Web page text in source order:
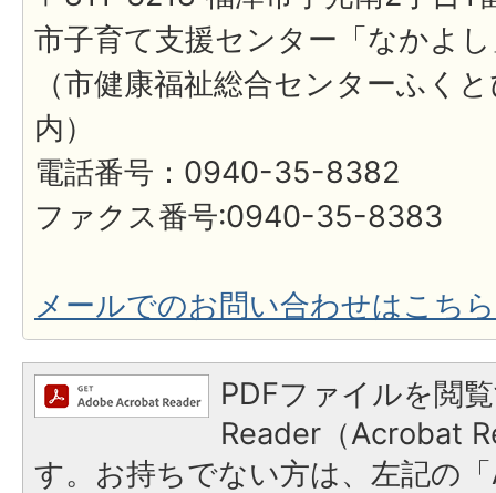
市子育て支援センター「なかよ
（市健康福祉総合センターふく
内）
電話番号：0940-35-8382
ファクス番号:0940-35-8383
メールでのお問い合わせはこちら
PDFファイルを閲
Reader（Acrobat
す。お持ちでない方は、左記の